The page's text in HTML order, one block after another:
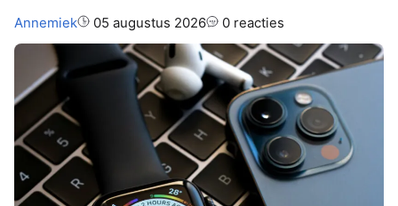
Auteur:
Annemiek 05 augustus 2026 0 reacties